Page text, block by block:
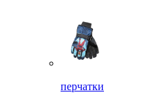
перчатки